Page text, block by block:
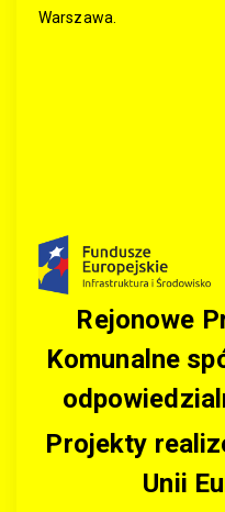
Warszawa.
Rejonowe
Komunalne
Projekty
Unii